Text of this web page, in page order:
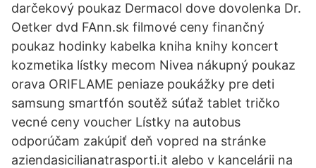
darčekový poukaz Dermacol dove dovolenka Dr.
Oetker dvd FAnn.sk filmové ceny finančný
poukaz hodinky kabelka kniha knihy koncert
kozmetika lístky mecom Nivea nákupný poukaz
orava ORIFLAME peniaze poukážky pre deti
samsung smartfón soutěž súťaž tablet tričko
vecné ceny voucher Lístky na autobus
odporúčam zakúpiť deň vopred na stránke
aziendasicilianatrasporti.it alebo v kancelárii na